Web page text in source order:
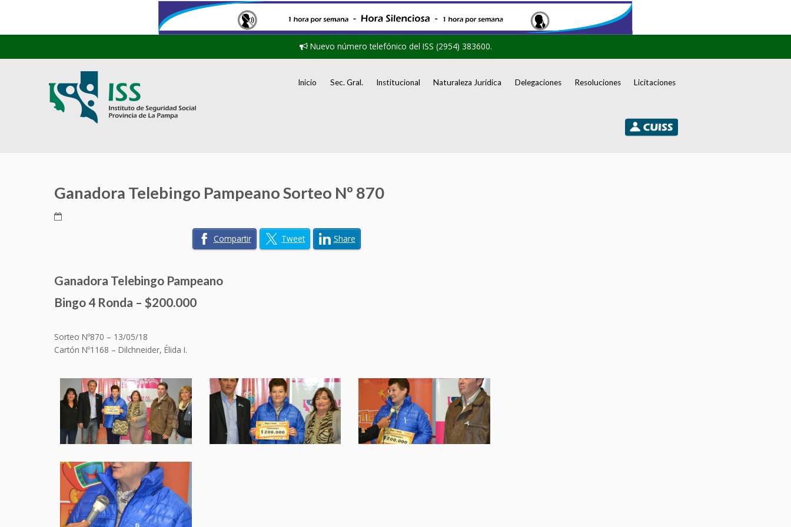
Nuevo número telefónico del ISS (2954) 383600.
Inicio Sec. Gral. Institucional Naturaleza Jurídica Delegaciones Resoluciones Licitaciones
Ganadora Telebingo Pampeano Sorteo Nº 870
Compartir Tweet Share
Ganadora Telebingo Pampeano
Bingo 4 Ronda – $200.000
Sorteo Nº870 – 13/05/18
Cartón Nº1168 – Dilchneider, Élida I.